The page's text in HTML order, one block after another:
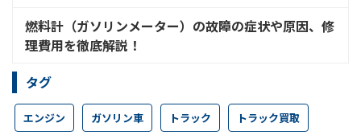
燃料計（ガソリンメーター）の故障の症状や原因、修
理費用を徹底解説！
タグ
エンジン ガソリン車 トラック トラック買取